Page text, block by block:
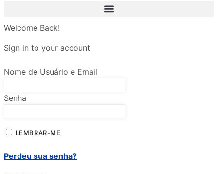
Welcome Back!
Sign in to your account
Nome de Usuário e Email
Senha
LEMBRAR-ME
Perdeu sua senha?